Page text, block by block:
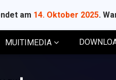
am 14. Oktober 2025.
MUITIMEDIA